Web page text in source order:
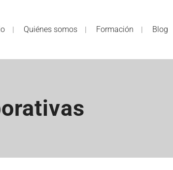
Quiénes somos Formación Blog